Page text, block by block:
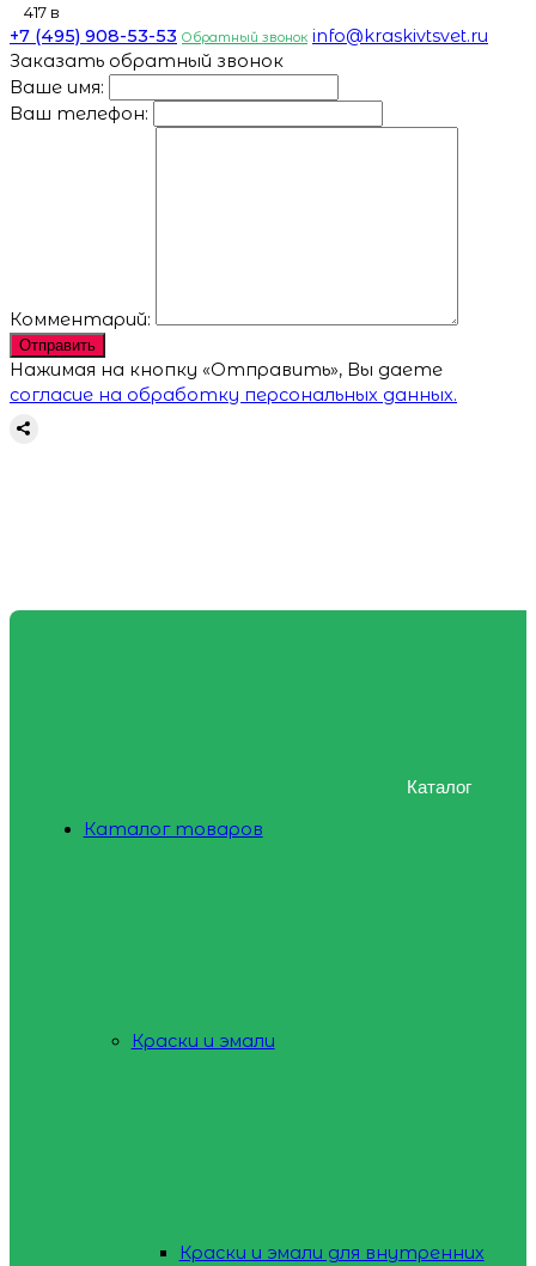
417 в
+7 (495) 908-53-53 Обратный звонок info@kraskivtsvet.ru
Заказать обратный звонок
Ваше имя:
Ваш телефон:
Комментарий:
Отправить
Нажимая на кнопку «Отправить», Вы даете
согласие на обработку персональных данных.
Каталог
Каталог товаров
Краски и эмали
Краски и эмали для внутренних